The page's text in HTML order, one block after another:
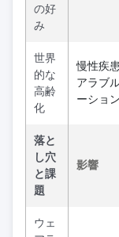
の好
み
世界
的な
高齢
化
慢性疾
アラブ
ーショ
落と
し穴
と課
題
影響
ウェ